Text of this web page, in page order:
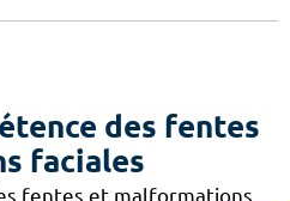
des fentes
faciales
fentes et malformations